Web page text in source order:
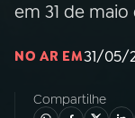
05
06
em 31 de maio
NO AR EM31/05/
Compartilhe